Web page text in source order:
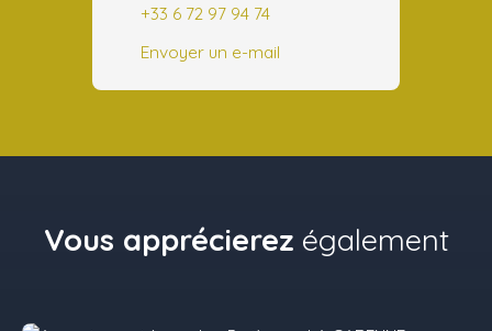
+33 6 72 97 94 74
Envoyer un e-mail
Vous apprécierez également